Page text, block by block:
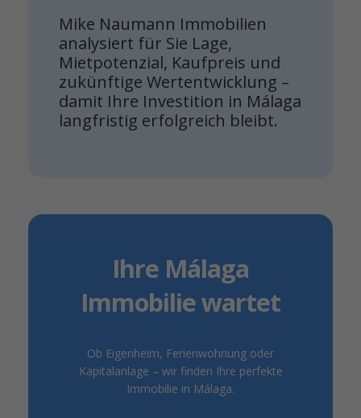
Mike Naumann Immobilien
analysiert für Sie Lage,
Mietpotenzial, Kaufpreis und
zukünftige Wertentwicklung –
damit Ihre Investition in Málaga
langfristig erfolgreich bleibt.
Ihre Málaga
Immobilie wartet
Ob Eigenheim, Ferienwohnung oder
Kapitalanlage – wir finden Ihre perfekte
Immobilie in Málaga.